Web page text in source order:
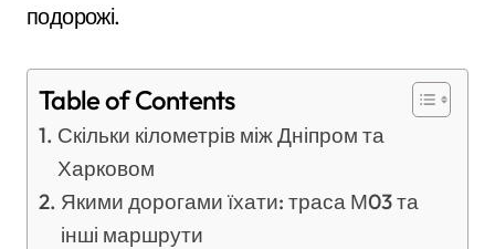
подорожі.
Table of Contents
Скільки кілометрів між Дніпром та
Харковом
Якими дорогами їхати: траса М03 та
інші маршрути